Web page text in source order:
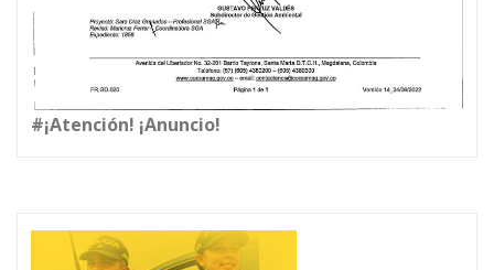
#¡Atención! ¡Anuncio!